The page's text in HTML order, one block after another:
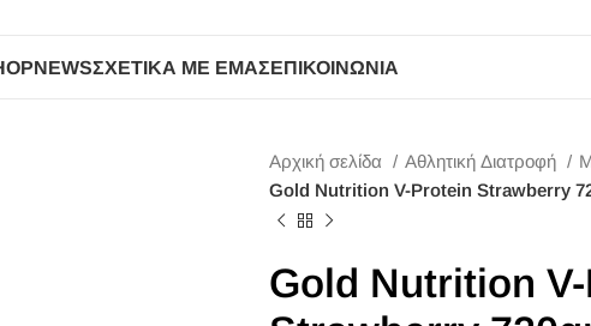
NEWSΣΧΕΤΙΚΆ ΜΕ ΕΜΆΣΕΠΙΚΟΙΝΩΝΊΑ
Αρχική σελίδα Αθλητική Διατροφή
Gold Nutrition V-Protein Strawberry
Gold Nutrition